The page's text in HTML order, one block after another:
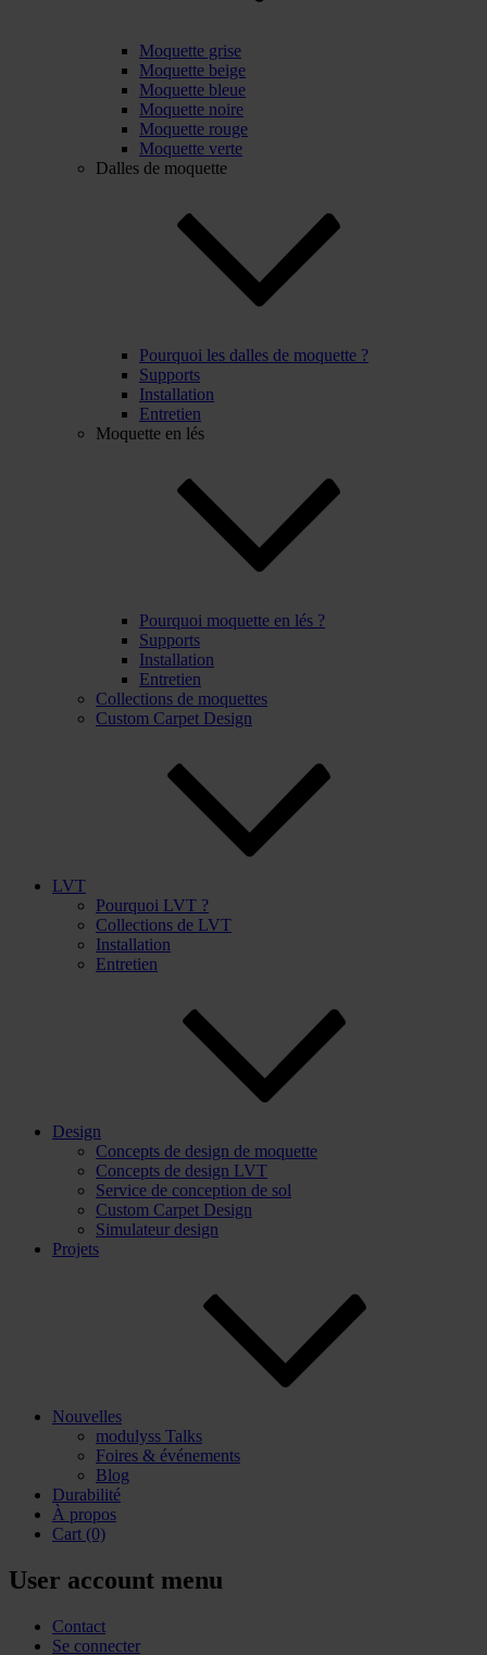
Moquette grise
Moquette beige
Moquette bleue
Moquette noire
Moquette rouge
Moquette verte
Dalles de moquette
Pourquoi les dalles de moquette ?
Supports
Installation
Entretien
Moquette en lés
Pourquoi moquette en lés ?
Supports
Installation
Entretien
Collections de moquettes
Custom Carpet Design
LVT
Pourquoi LVT ?
Collections de LVT
Installation
Entretien
Design
Concepts de design de moquette
Concepts de design LVT
Service de conception de sol
Custom Carpet Design
Simulateur design
Projets
Nouvelles
modulyss Talks
Foires & événements
Blog
Durabilité
À propos
Cart (0)
User account menu
Contact
Se connecter